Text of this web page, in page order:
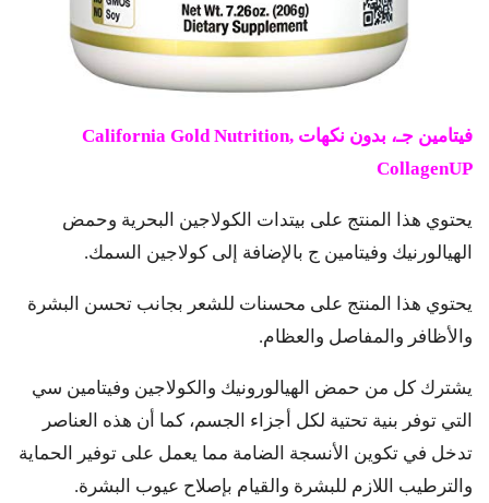
فيتامين جـ، بدون نكهات California Gold Nutrition,
CollagenUP
يحتوي هذا المنتج على بيتدات الكولاجين البحرية وحمض
الهيالورنيك وفيتامين ج بالإضافة إلى كولاجين السمك.
يحتوي هذا المنتج على محسنات للشعر بجانب تحسن البشرة
والأظافر والمفاصل والعظام.
يشترك كل من حمض الهيالورونيك والكولاجين وفيتامين سي
التي توفر بنية تحتية لكل أجزاء الجسم، كما أن هذه العناصر
تدخل في تكوين الأنسجة الضامة مما يعمل على توفير الحماية
والترطيب اللازم للبشرة والقيام بإصلاح عيوب البشرة.